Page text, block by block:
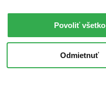
Povoliť všetko
Odmietnuť